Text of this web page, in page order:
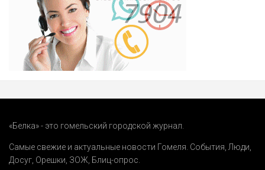
«Белка» - это гомельский городской журнал.
Самые свежие и актуальные новости Гомеля. События Люди
Досуг Орешки ЗОЖ Блиц-опрос